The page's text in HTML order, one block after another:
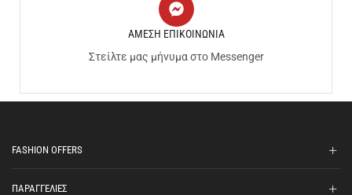
ΑΜΕΣΗ ΕΠΙΚΟΙΝΩΝΙΑ
Στείλτε μας μήνυμα στο Messenger
FASHION OFFERS
ΠΑΡΑΓΓΕΛΙΕΣ